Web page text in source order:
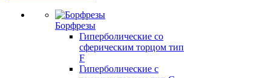
Борфрезы
Гиперболические cо
сферическим торцом тип
F
Гиперболические с